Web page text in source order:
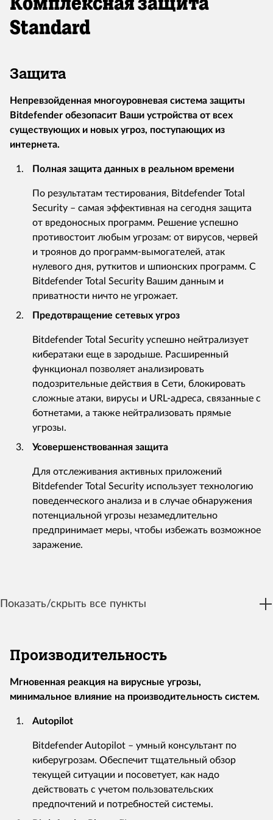
Standard
Защита
Непревзойденная многоуровневая система защиты
Bitdefender обезопасит Ваши устройства от всех
существующих и новых угроз, поступающих из
интернета.
Полная защита данных в реальном времени
По результатам тестирования, Bitdefender Total
Security – самая эффективная на сегодня защита
от вредоносных программ. Решение успешно
противостоит любым угрозам: от вирусов, червей
и троянов до программ-вымогателей, атак
нулевого дня, руткитов и шпионских программ. С
Bitdefender Total Security Вашим данным и
приватности ничто не угрожает.
Предотвращение сетевых угроз
Bitdefender Total Security успешно нейтрализует
кибератаки еще в зародыше. Расширенный
функционал позволяет анализировать
подозрительные действия в Сети, блокировать
сложные атаки, вирусы и URL-адреса, связанные с
ботнетами, а также нейтрализовать прямые
угрозы.
Усовершенствованная защита
Для отслеживания активных приложений
Bitdefender Total Security использует технологию
поведенческого анализа и в случае обнаружения
потенциальной угрозы незамедлительно
предпринимает меры, чтобы избежать возможное
заражение.
Показать/скрыть все пункты
Производительность
Мгновенная реакция на вирусные угрозы,
минимальное влияние на производительность систем.
Autopilot
Bitdefender Autopilot – умный консультант по
киберугрозам. Обеспечит тщательный обзор
текущей ситуации и посоветует, как надо
действовать с учетом пользовательских
предпочтений и потребностей системы.